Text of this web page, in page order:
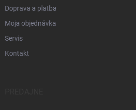
Doprava a platba
Moja objednávka
Servis
Kontakt